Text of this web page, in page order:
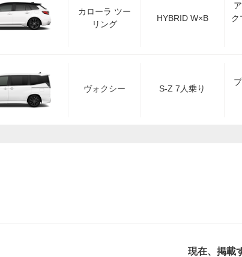
カローラ ツー
リング
HYBRID W×B
ク
ヴォクシー S-Z 7人乗り
現在、掲載